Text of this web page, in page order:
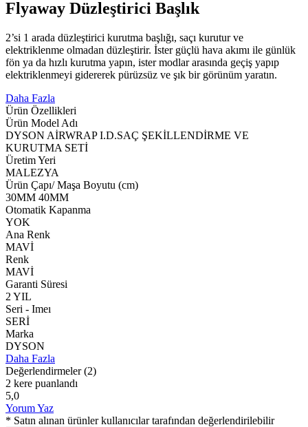
Flyaway Düzleştirici Başlık
2’si 1 arada düzleştirici kurutma başlığı, saçı kurutur ve
elektriklenme olmadan düzleştirir. İster güçlü hava akımı ile günlük
fön ya da hızlı kurutma yapın, ister modlar arasında geçiş yapıp
elektriklenmeyi gidererek pürüzsüz ve şık bir görünüm yaratın.
Daha Fazla
Ürün Özellikleri
Ürün Model Adı
DYSON AİRWRAP I.D.SAÇ ŞEKİLLENDİRME VE
KURUTMA SETİ
Üretim Yeri
MALEZYA
Ürün Çapı/ Maşa Boyutu (cm)
30MM 40MM
Otomatik Kapanma
YOK
Ana Renk
MAVİ
Renk
MAVİ
Garanti Süresi
2 YIL
Seri - Imeı
SERİ
Marka
DYSON
Daha Fazla
Değerlendirmeler (2)
2 kere puanlandı
5,0
Yorum Yaz
* Satın alınan ürünler kullanıcılar tarafından değerlendirilebilir